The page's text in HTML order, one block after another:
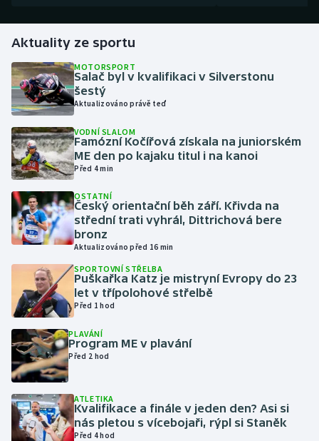
Golf
Gymnastika
Házená
Jezdectví
Judo
Krasobruslení
Lyže a snowboard
Moderní pětiboj
Motorsport
Parasport
Aktuality ze sportu
MOTORSPORT
Salač byl v kvalifikaci v Silverstonu
šestý
Aktualizováno právě teď
VODNÍ SLALOM
Famózní Kočířová získala na juniorském
ME den po kajaku titul i na kanoi
Před 4 min
OSTATNÍ
Český orientační běh září. Křivda na
střední trati vyhrál, Dittrichová bere
bronz
Aktualizováno před 16 min
SPORTOVNÍ STŘELBA
Puškařka Katz je mistryní Evropy do 23
let v třípolohové střelbě
Před 1 hod
PLAVÁNÍ
Program ME v plavání
Před 2 hod
ATLETIKA
Kvalifikace a finále v jeden den? Asi si
nás pletou s vícebojaři, rýpl si Staněk
Před 4 hod